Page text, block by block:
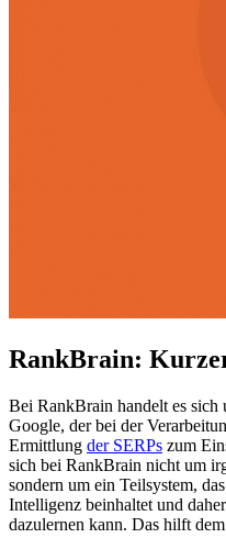
RankBrain:
Bei RankBrain handelt es
Google, der bei der
Ermittlung der SERPs zum
sich bei RankBrain nicht um
sondern um ein Teilsystem,
Intelligenz beinhaltet und
dazulernen kann. Das hilft